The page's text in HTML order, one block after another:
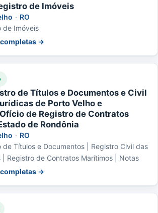
de Imóveis
· RO
de Imóveis
→
de Títulos e Documentos e Civil
de Porto Velho e
de Registro de Contratos
de Rondônia
· RO
de Títulos e Documentos | Registro Civil das
| Registro de Contratos Marítimos | Notas
→